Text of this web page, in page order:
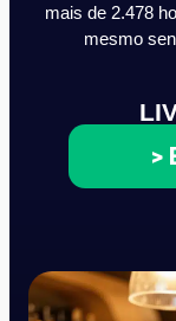
mais de 2.478
mesmo
>